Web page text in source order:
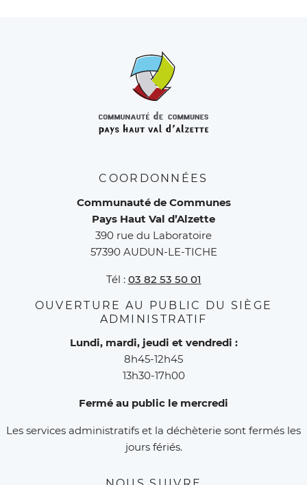
COORDONNÉES
Communauté de Communes
Pays Haut Val d’Alzette
390 rue du Laboratoire
57390 AUDUN-LE-TICHE
Tél : 03 82 53 50 01
OUVERTURE AU PUBLIC DU SIÈGE
ADMINISTRATIF
Lundi, mardi, jeudi et vendredi :
8h45-12h45
13h30-17h00
Fermé au public le mercredi
Les services administratifs et la déchèterie sont fermés les
jours fériés.